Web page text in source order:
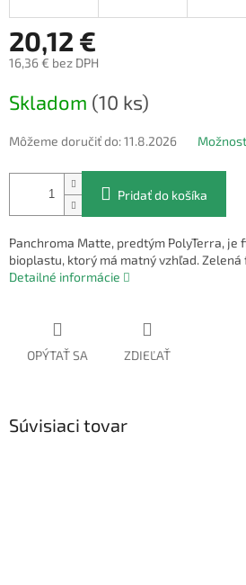
20,12 €
16,36 € bez DPH
cena:
Skladom (10 ks)
Môžeme doručiť do:11.8.2026
Pridať do košíka
Panchroma Matte, predtým PolyTerra, je
bioplastu, ktorý má matný vzhľad. Zelená
Detailné informácie
OPÝTAŤ SA ZDIEĽAŤ
Súvisiaci tovar